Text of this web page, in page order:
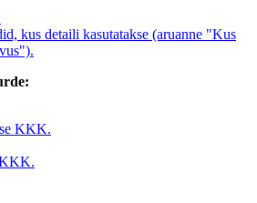
kus detaili kasutatakse (aruanne "Kus
KKK.
KKK.